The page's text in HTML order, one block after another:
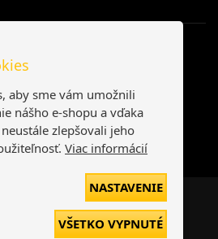
aby sme vám umožnili
nášho e-shopu a vďaka
zlepšovali jeho
Viac informácií
NASTAVENIE
VŠETKO VYPNUTÉ